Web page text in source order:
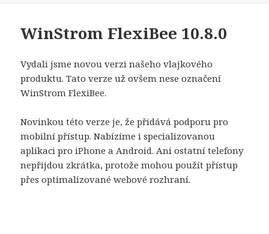
WinStrom FlexiBee 10.8.0
Vydali jsme novou verzi našeho vlajkového
produktu. Tato verze už ovšem nese označení
WinStrom FlexiBee.
Novinkou této verze je, že přidává podporu pro
mobilní přístup. Nabízíme i specializovanou
aplikaci pro iPhone a Android. Ani ostatní telefony
nepřijdou zkrátka, protože mohou použít přístup
přes optimalizované webové rozhraní.